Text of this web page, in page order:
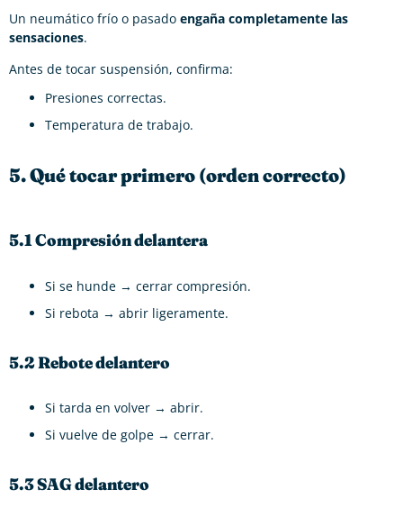
Un neumático frío o pasado engaña completamente las
sensaciones.
Antes de tocar suspensión, confirma:
Presiones correctas.
Temperatura de trabajo.
5. Qué tocar primero (orden correcto)
5.1 Compresión delantera
Si se hunde → cerrar compresión.
Si rebota → abrir ligeramente.
5.2 Rebote delantero
Si tarda en volver → abrir.
Si vuelve de golpe → cerrar.
5.3 SAG delantero